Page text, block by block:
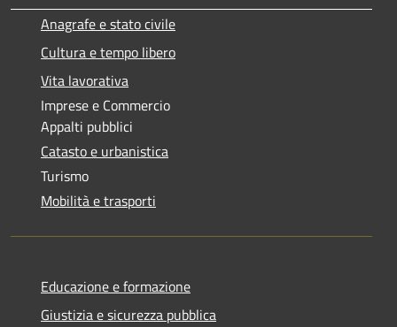
Anagrafe e stato civile
Cultura e tempo libero
Vita lavorativa
Imprese e Commercio
Appalti pubblici
Catasto e urbanistica
Turismo
Mobilità e trasporti
Educazione e formazione
Giustizia e sicurezza pubblica